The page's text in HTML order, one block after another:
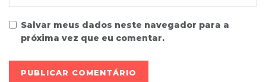
Salvar meus dados neste navegador para a
próxima vez que eu comentar.